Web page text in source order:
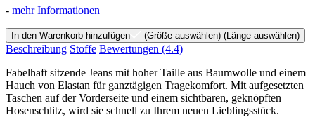
- mehr Informationen
In den Warenkorb hinzufügen (Größe auswählen) (Länge auswählen)
Beschreibung Stoffe Bewertungen (4.4)
Fabelhaft sitzende Jeans mit hoher Taille aus Baumwolle und einem
Hauch von Elastan für ganztägigen Tragekomfort. Mit aufgesetzten
Taschen auf der Vorderseite und einem sichtbaren, geknöpften
Hosenschlitz, wird sie schnell zu Ihrem neuen Lieblingsstück.